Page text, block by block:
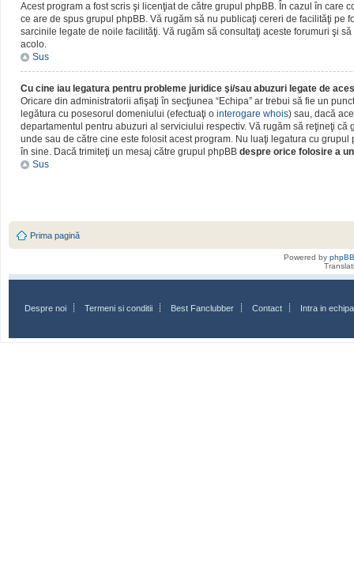
Acest program a fost scris şi licenţiat de către grupul phpBB. În cazul în care
ce are de spus grupul phpBB. Vă rugăm să nu publicaţi cereri de facilităţi
sarcinile legate de noile facilităţi. Vă rugăm să consultaţi aceste forumuri şi
acolo.
Sus
Cu cine iau legatura pentru probleme juridice şi/sau abuzuri legate de
Oricare din administratorii afişaţi în secţiunea “Echipa” ar trebui să fie un
legătura cu posesorul domeniului (efectuaţi o interogare whois) sau, dacă
departamentul pentru abuzuri al serviciului respectiv. Vă rugăm să reţineţi că
unde sau de către cine este folosit acest program. Nu luaţi legatura cu
în sine. Dacă trimiteţi un mesaj către grupul phpBB despre orice folosire a
Sus
Prima pagină
Powered by phpBB
Despre noi Termeni si conditii Best Fanclubber Contact Intra in